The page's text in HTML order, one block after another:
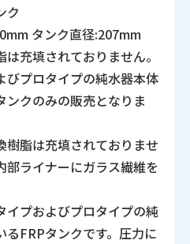
ク
タンク直径:207mm
は充填されておりません。
びプロタイプの純水器本体
ンクのみの販売となりま
樹脂は充填されておりませ
部ライナーにガラス繊維を
イプおよびプロタイプの純
FRPタンクです。圧力に